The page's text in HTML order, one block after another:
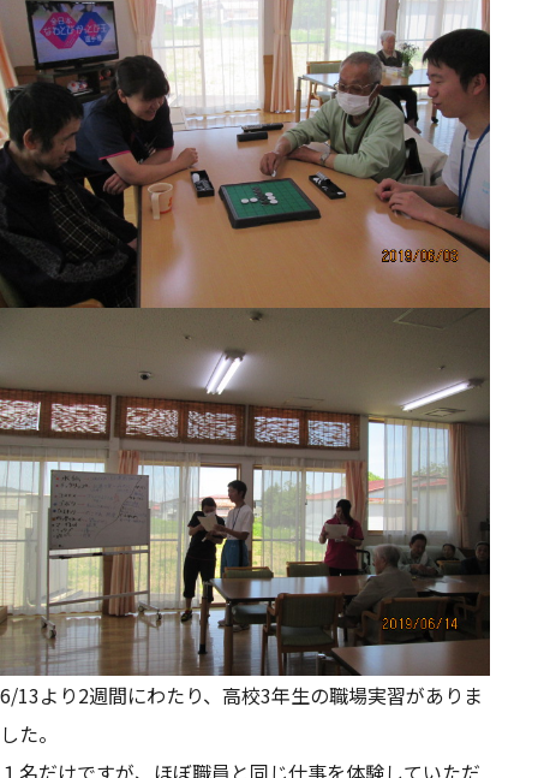
6/13より2週間にわたり、高校3年生の職場実習がありま
した。
１名だけですが、ほぼ職員と同じ仕事を体験していただ